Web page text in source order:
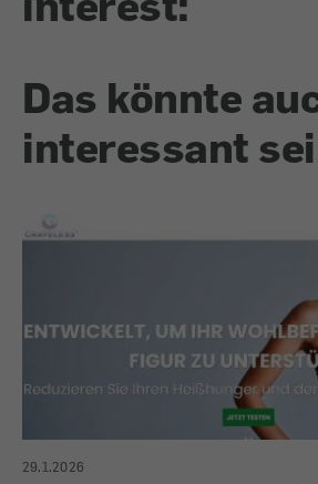
Das könnte
interessant
29.1.2026